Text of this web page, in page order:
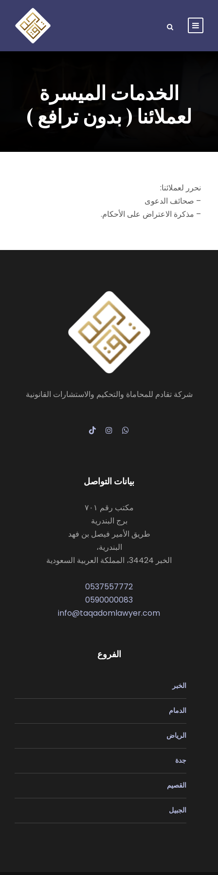
الخدمات الميسرة
لعملائنا ( بدون ترافع )
نحرر لعملائنا:
– صحائف الدعوى
– مذكرة الاعتراض على الأحكام.
شركة تقادم للمحاماة والتحكيم والاستشارات القانونية
بيانات التواصل
مكتب رقم ٧٠١
برج البندرية
طريق الأمير فيصل بن فهد
البندرية،
الخبر 34424، المملكة العربية السعودية
0537557772
0590000083
info@taqadomlawyer.com
الفروع
الخبر
الدمام
الرياض
جدة
القصيم
الجبيل